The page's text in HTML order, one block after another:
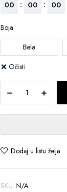
00 : 00 : 00
Boja
Bela
Očisti
Bežični
miš
quantity
Dodaj u listu želja
SKU: N/A